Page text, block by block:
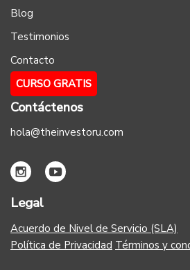
Blog
Testimonios
Contacto
CURSO GRATIS
Contáctenos
hola@theinvestoru.com
Legal
Acuerdo de Nivel de Servicio (SLA)
Política de Privacidad Términos y